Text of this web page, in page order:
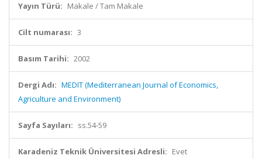
Yayın Türü: Makale / Tam Makale
Cilt numarası: 3
Basım Tarihi: 2002
Dergi Adı: MEDIT (Mediterranean Journal of Economics,
Agriculture and Environment)
Sayfa Sayıları: ss.54-59
Karadeniz Teknik Üniversitesi Adresli: Evet